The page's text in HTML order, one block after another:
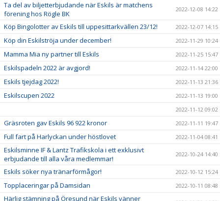
Ta del av biljetterbjudande när Eskils är matchens
förening hos Rögle BK
2022-12-08 14:22
Köp Bingolotter av Eskils till uppesittarkvällen 23/12! 2022-12-07 14:15
Köp din Eskilströja under december! 2022-11-29 10:24
Mamma Mia ny partner till Eskils 2022-11-25 15:47
Eskilspadeln 2022 är avgjord! 2022-11-14 22:00
Eskils tjejdag 2022! 2022-11-13 21:36
Eskilscupen 2022
2022-11-13 19:00
2022-11-12 09:02
Gräsroten gav Eskils 96 922 kronor 2022-11-11 19:47
Full fart på Harlyckan under höstlovet 2022-11-04 08:41
Eskilsminne IF & Lantz Trafikskola i ett exklusivt
erbjudande till alla våra medlemmar!
2022-10-24 14:40
Eskils söker nya tränarförmågor! 2022-10-12 15:24
Topplaceringar på Damsidan 2022-10-11 08:48
Härlig stämning på Öresund när Eskils vänner